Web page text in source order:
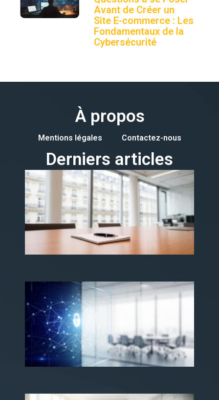
Avant de Créer un
Site E-commerce : Les
Fondamentaux de la
Cybersécurité
À propos
Mentions légales Contactez-nous
Derniers articles